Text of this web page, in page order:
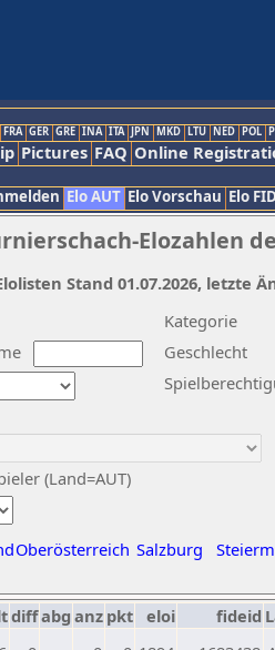
FRA GER GRE INA ITA JPN MKD LTU NED POL
Pictures FAQ Online
Elo AUT Elo Vorschau Elo
Elozahlen
Kategorie
Geschlecht
(Land=AUT)
Oberösterreich Salzburg
Stand 01.07.2026, letzte
diffabg anz pkt eloi fideid